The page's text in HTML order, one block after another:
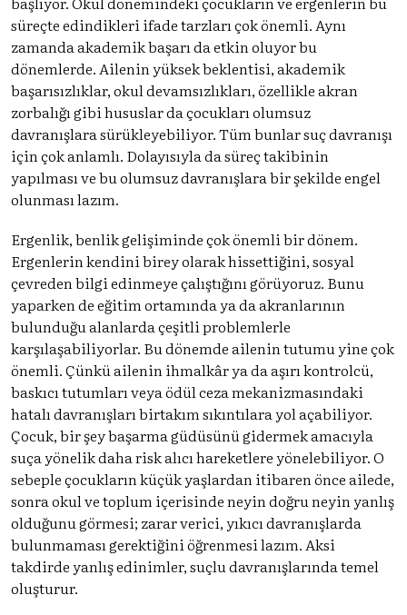
süreçte edindikleri ifade tarzları çok önemli. Aynı
zamanda akademik başarı da etkin oluyor bu
dönemlerde. Ailenin yüksek beklentisi, akademik
başarısızlıklar, okul devamsızlıkları, özellikle akran
zorbalığı gibi hususlar da çocukları olumsuz
davranışlara sürükleyebiliyor. Tüm bunlar suç davranışı
için çok anlamlı. Dolayısıyla da süreç takibinin
yapılması ve bu olumsuz davranışlara bir şekilde engel
olunması lazım.
Ergenlik, benlik gelişiminde çok önemli bir dönem.
Ergenlerin kendini birey olarak hissettiğini, sosyal
çevreden bilgi edinmeye çalıştığını görüyoruz. Bunu
yaparken de eğitim ortamında ya da akranlarının
bulunduğu alanlarda çeşitli problemlerle
karşılaşabiliyorlar. Bu dönemde ailenin tutumu yine çok
önemli. Çünkü ailenin ihmalkâr ya da aşırı kontrolcü,
baskıcı tutumları veya ödül ceza mekanizmasındaki
hatalı davranışları birtakım sıkıntılara yol açabiliyor.
Çocuk, bir şey başarma güdüsünü gidermek amacıyla
suça yönelik daha risk alıcı hareketlere yönelebiliyor. O
sebeple çocukların küçük yaşlardan itibaren önce ailede,
sonra okul ve toplum içerisinde neyin doğru neyin yanlış
olduğunu görmesi; zarar verici, yıkıcı davranışlarda
bulunmaması gerektiğini öğrenmesi lazım. Aksi
takdirde yanlış edinimler, suçlu davranışlarında temel
oluşturur.